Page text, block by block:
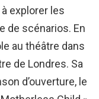
explorer les
de scénarios. En
au théâtre dans
de Londres. Sa
d’ouverture, le